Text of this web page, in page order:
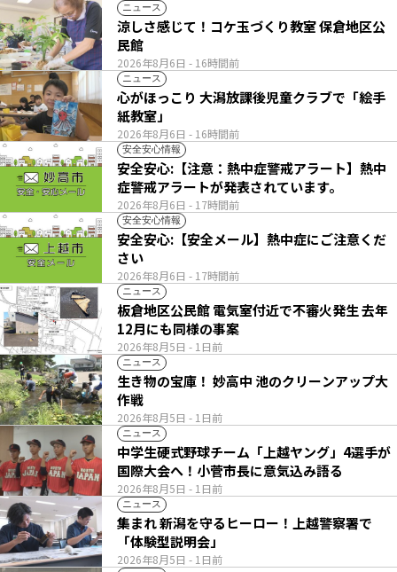
ニュース
2026年8月6日 - 16時間前
涼しさ感じて！コケ玉づくり教室 保倉地区公
民館
ニュース
2026年8月6日 - 16時間前
心がほっこり 大潟放課後児童クラブで「絵手
紙教室」
安全安心情報
2026年8月6日 - 17時間前
安全安心:【注意：熱中症警戒アラート】熱中
症警戒アラートが発表されています。
安全安心情報
2026年8月6日 - 17時間前
安全安心:【安全メール】熱中症にご注意くだ
さい
ニュース
2026年8月5日 - 1日前
板倉地区公民館 電気室付近で不審火発生 去年
12月にも同様の事案
ニュース
2026年8月5日 - 1日前
生き物の宝庫！ 妙高中 池のクリーンアップ大
作戦
ニュース
2026年8月5日 - 1日前
中学生硬式野球チーム「上越ヤング」4選手が
国際大会へ！小菅市長に意気込み語る
ニュース
2026年8月5日 - 1日前
集まれ 新潟を守るヒーロー！上越警察署で
「体験型説明会」